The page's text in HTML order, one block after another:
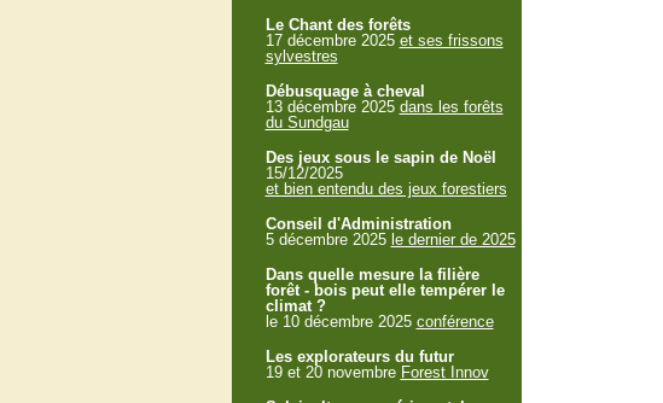
Le Chant des forêts
17 décembre 2025 et ses frissons
sylvestres
Débusquage à cheval
13 décembre 2025 dans les forêts
du Sundgau
Des jeux sous le sapin de Noël
15/12/2025
et bien entendu des jeux forestiers
Conseil d'Administration
5 décembre 2025 le dernier de 2025
Dans quelle mesure la filière
forêt - bois peut elle tempérer le
climat ?
le 10 décembre 2025 conférence
Les explorateurs du futur
19 et 20 novembre Forest Innov